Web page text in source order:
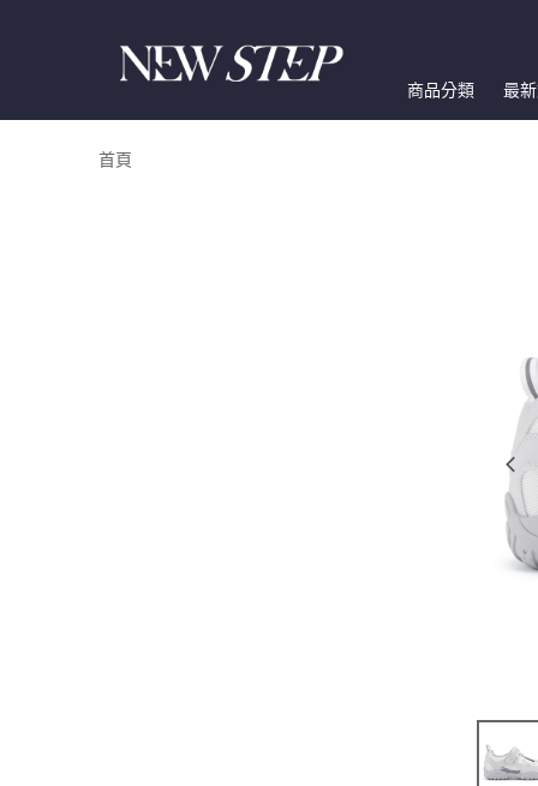
商品分類 最
首頁